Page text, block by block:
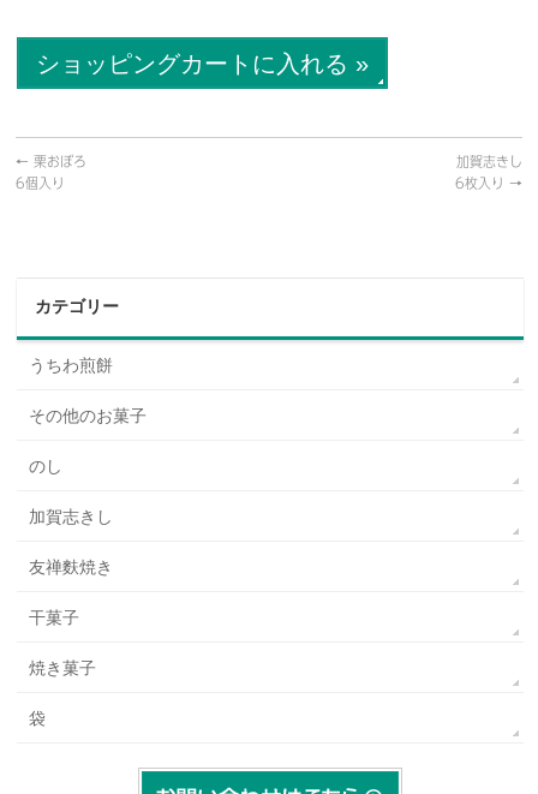
← 栗おぼろ
6個入り
加賀志きし
6枚入り →
カテゴリー
うちわ煎餅
その他のお菓子
のし
加賀志きし
友禅麩焼き
干菓子
焼き菓子
袋